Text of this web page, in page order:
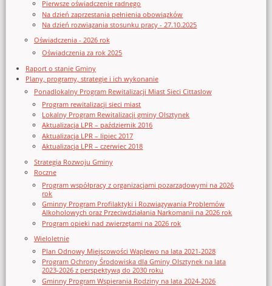
Pierwsze oświadczenie radnego
Na dzień zaprzestania pełnienia obowiązków
Na dzień rozwiązania stosunku pracy - 27.10.2025
Oświadczenia - 2026 rok
Oświadczenia za rok 2025
Raport o stanie Gminy
Plany, programy, strategie i ich wykonanie
Ponadlokalny Program Rewitalizacji Miast Sieci Cittaslow
Program rewitalizacji sieci miast
Lokalny Program Rewitalizacji gminy Olsztynek
Aktualizacja LPR – październik 2016
Aktualizacja LPR – lipiec 2017
Aktualizacja LPR – czerwiec 2018
Strategia Rozwoju Gminy
Roczne
Program współpracy z organizacjami pozarządowymi na 2026
rok
Gminny Program Profilaktyki i Rozwiązywania Problemów
Alkoholowych oraz Przeciwdziałania Narkomanii na 2026 rok
Program opieki nad zwierzętami na 2026 rok
Wieloletnie
Plan Odnowy Miejscowości Waplewo na lata 2021-2028
Program Ochrony Środowiska dla Gminy Olsztynek na lata
2023-2026 z perspektywą do 2030 roku
Gminny Program Wspierania Rodziny na lata 2024-2026